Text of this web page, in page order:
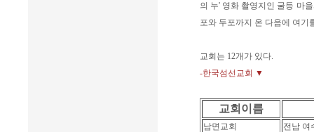
의 누' 영화 촬영지인 굴등 마
포와 두포까지 온 다음에 여기
교회는 12개가 있다.
-한국섬선교회 ▼
교회이름
남면교회
전남 여